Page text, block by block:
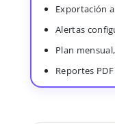
Exportación
Alertas
Plan
Reportes